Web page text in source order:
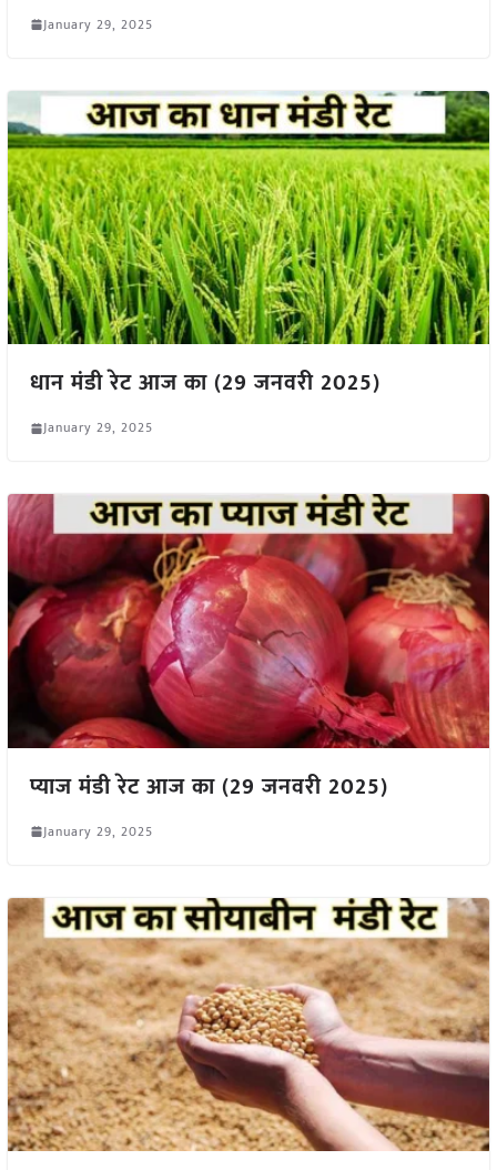
January 29, 2025
धान मंडी रेट आज का (29 जनवरी 2025)
January 29, 2025
प्याज मंडी रेट आज का (29 जनवरी 2025)
January 29, 2025